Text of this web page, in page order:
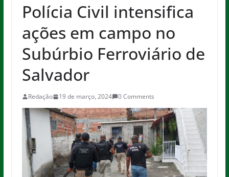
Polícia Civil intensifica
ações em campo no
Subúrbio Ferroviário de
Salvador
Redação 19 de março, 2024 0 Comments